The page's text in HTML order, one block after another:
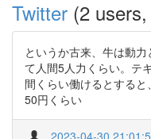
Twitter (2
というか古来、牛は動
て人間5人力くらい。テ
間くらい働けるとする
50円くらい
2023-04-30